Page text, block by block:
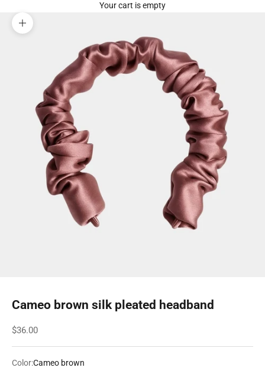
Your cart is empty
Zoom picture
Cameo brown silk pleated headband
Sale price
$36.00
Color:Cameo brown